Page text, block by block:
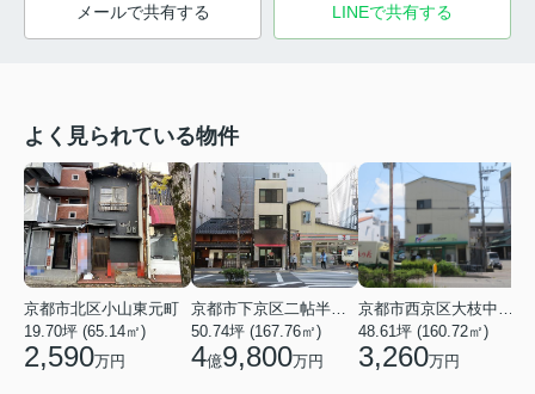
メールで共有する LINEで共有する
よく見られている物件
京都市北区小山東元町
19.70坪 (65.14㎡)
2,590万円
50.74坪 (167.76㎡)
4億9,800万円
48.61坪 (160.72㎡)
3,260万円